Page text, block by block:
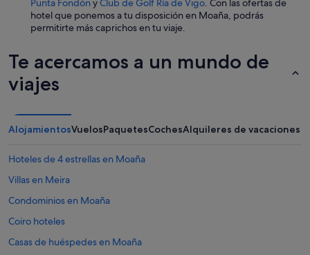
Punta FondónyClub de Golf Ría de Vigo. Con las ofertas de
hotel que ponemos a tu disposición en Moaña, podrás
permitirte más caprichos en tu viaje.
Te acercamos a un mundo de
viajes
AlojamientosVuelosPaquetesCochesAlquileres de vacaciones
Hoteles de 4 estrellas en Moaña
Villas en Meira
Condominios en Moaña
Coiro hoteles
Casas de huéspedes en Moaña